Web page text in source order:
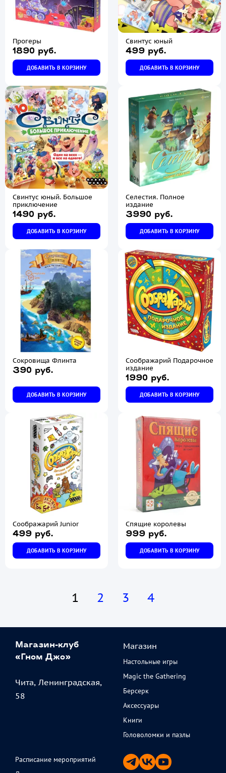
Прогеры
1890 руб.
ДОБАВИТЬ В КОРЗИНУ
Свинтус юный
499 руб.
ДОБАВИТЬ В КОРЗИНУ
Свинтус юный. Большое
приключение
1490 руб.
ДОБАВИТЬ В КОРЗИНУ
Селестия. Полное
издание
3990 руб.
ДОБАВИТЬ В КОРЗИНУ
Сокровища Флинта
390 руб.
ДОБАВИТЬ В КОРЗИНУ
Соображарий Подарочное
издание
1990 руб.
ДОБАВИТЬ В КОРЗИНУ
Соображарий Junior
499 руб.
ДОБАВИТЬ В КОРЗИНУ
Спящие королевы
999 руб.
ДОБАВИТЬ В КОРЗИНУ
1 2 3 4
Магазин-клуб
«Гном Джо»
Чита, Ленинградская,
58
Магазин
Настольные игры
Magic the Gathering
Берсерк
Аксессуары
Книги
Головоломки и пазлы
Расписание мероприятий